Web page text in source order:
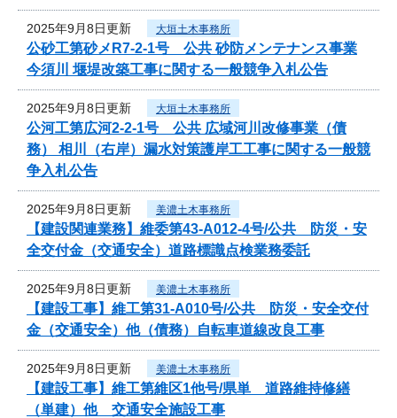
2025年9月8日更新 大垣土木事務所
公砂工第砂メR7-2-1号 公共 砂防メンテナンス事業
今須川 堰堤改築工事に関する一般競争入札公告
2025年9月8日更新 大垣土木事務所
公河工第広河2-2-1号 公共 広域河川改修事業（債
務） 相川（右岸）漏水対策護岸工工事に関する一般競
争入札公告
2025年9月8日更新 美濃土木事務所
【建設関連業務】維委第43-A012-4号/公共 防災・安
全交付金（交通安全）道路標識点検業務委託
2025年9月8日更新 美濃土木事務所
【建設工事】維工第31-A010号/公共 防災・安全交付
金（交通安全）他（債務）自転車道線改良工事
2025年9月8日更新 美濃土木事務所
【建設工事】維工第維区1他号/県単 道路維持修繕
（単建）他 交通安全施設工事